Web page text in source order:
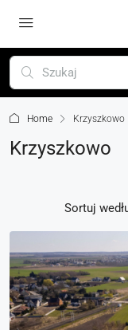
Home Krzyszkowo
Krzyszkowo
Sortuj